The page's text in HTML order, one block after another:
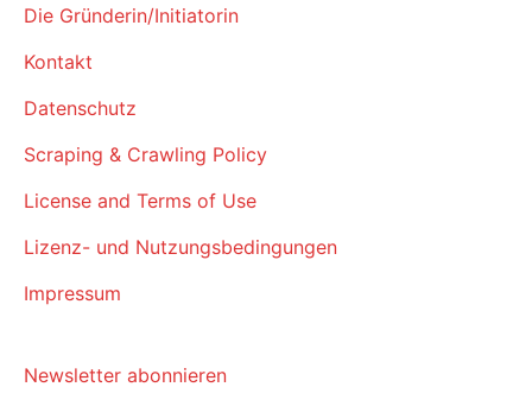
Die Gründerin/Initiatorin
Kontakt
Datenschutz
Scraping & Crawling Policy
License and Terms of Use
Lizenz- und Nutzungsbedingungen
Impressum
Newsletter abonnieren